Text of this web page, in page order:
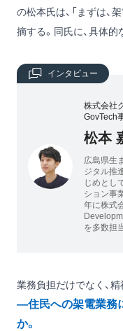
の松本氏は、「まずは、
摘する。同氏に、具体
インタビュー
株式会社
GovTech
松本
広島県生
ジタル推
じめとし
ション事
年に株式
を多数担
業務負担だけでなく、
―住民への架電業務
か。